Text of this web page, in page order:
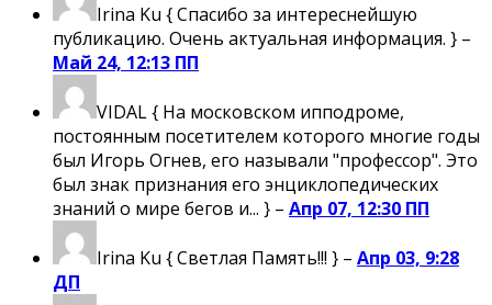
Irina Ku { Спасибо за интереснейшую
публикацию. Очень актуальная информация. } –
Май 24, 12:13 ПП
VIDAL{ На московском ипподроме,
постоянным посетителем которого многие годы
был Игорь Огнев, его называли "профессор". Это
был знак признания его энциклопедических
знаний о мире бегов и... } – Апр 07, 12:30 ПП
Irina Ku { Светлая Память!!! } – Апр 03, 9:28
ДП